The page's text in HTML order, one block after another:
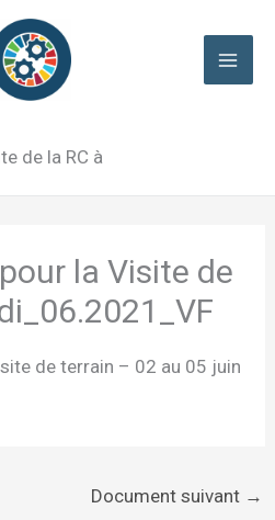
de la RC à
la Visite de
de terrain – 02 au 05 juin
Document suivant →